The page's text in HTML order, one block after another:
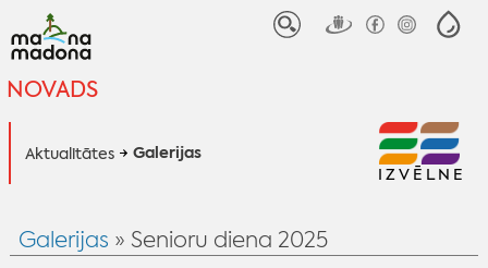
NOVADS
Aktualitātes Galerijas
IZVĒLNE
Galerijas » Senioru diena 2025